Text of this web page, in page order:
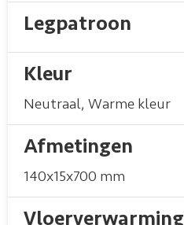
Legpatroon
Kleur
Neutraal, Warme kleur
Afmetingen
140x15x700 mm
Vloerverwarming